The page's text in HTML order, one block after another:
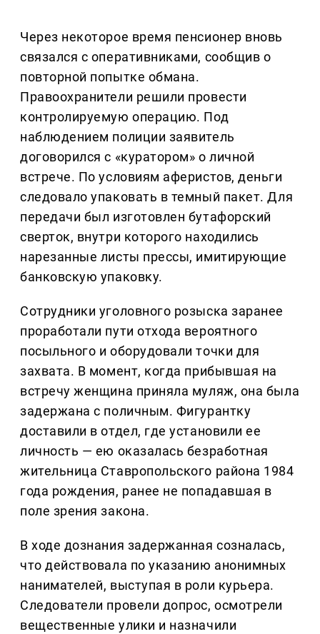
Через некоторое время пенсионер вновь
связался с оперативниками, сообщив о
повторной попытке обмана.
Правоохранители решили провести
контролируемую операцию. Под
наблюдением полиции заявитель
договорился с «куратором» о личной
встрече. По условиям аферистов, деньги
следовало упаковать в темный пакет. Для
передачи был изготовлен бутафорский
сверток, внутри которого находились
нарезанные листы прессы, имитирующие
банковскую упаковку.
Сотрудники уголовного розыска заранее
проработали пути отхода вероятного
посыльного и оборудовали точки для
захвата. В момент, когда прибывшая на
встречу женщина приняла муляж, она была
задержана с поличным. Фигурантку
доставили в отдел, где установили ее
личность — ею оказалась безработная
жительница Ставропольского района 1984
года рождения, ранее не попадавшая в
поле зрения закона.
В ходе дознания задержанная созналась,
что действовала по указанию анонимных
нанимателей, выступая в роли курьера.
Следователи провели допрос, осмотрели
вещественные улики и назначили